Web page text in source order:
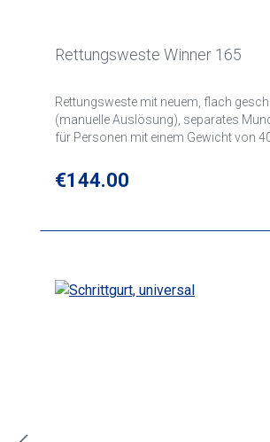
Rettungsweste Winner 165
Rettungsweste mit neuem, flach
(manuelle Auslösung), separates
für Personen mit einem Gewicht von
Regular price:
€144.00